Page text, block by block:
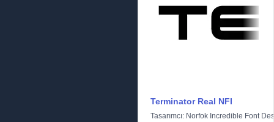
Terminator Real NFI
Tasarımcı: Norfok Incredible Font